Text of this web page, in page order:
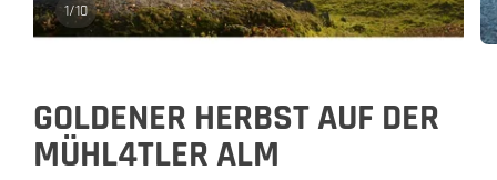
1/10
GOLDENER HERBST AUF DER
MÜHL4TLER ALM